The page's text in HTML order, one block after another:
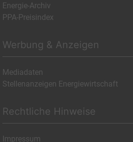
Energie-Archiv
PPA-Preisindex
Werbung & Anzeigen
Mediadaten
Stellenanzeigen Energiewirtschaft
Rechtliche Hinweise
Impressum